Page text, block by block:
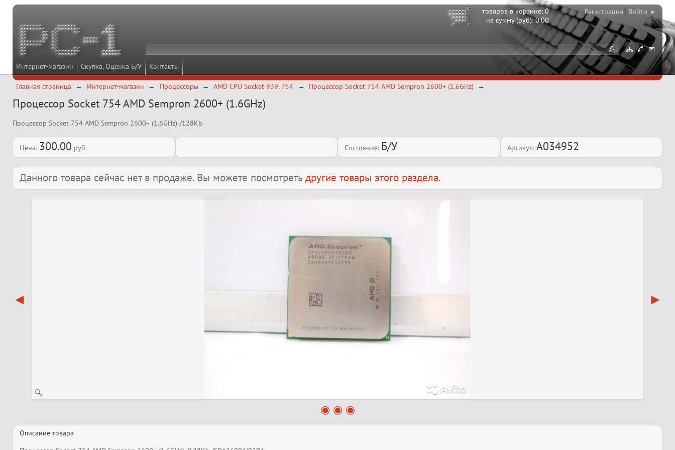
Интернет-магазин Скупка, Оценка Б/У Контакты
товаров в корзине:0
на сумму (руб):0.00
Регистрация Войти ▸
Главная страница Интернет-магазин Процессоры AMD CPU Socket 939, 754 Процессор Socket 754 AMD Sempron 2600+ (1.6GHz)
Процессор Socket 754 AMD Sempron 2600+ (1.6GHz)
Процессор Socket 754 AMD Sempron 2600+ (1.6GHz) /128Kb
Цена: 300.00 руб. Состояние: Б/У Артикул: A034952
Данного товара сейчас нет в продаже. Вы можете посмотреть другие товары этого раздела.
Описание товара